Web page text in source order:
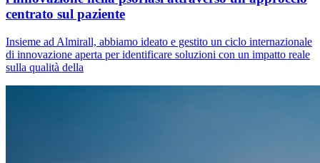
centrato sul paziente
Insieme ad Almirall, abbiamo ideato e gestito un ciclo internazionale
di innovazione aperta per identificare soluzioni con un impatto reale
sulla qualità della